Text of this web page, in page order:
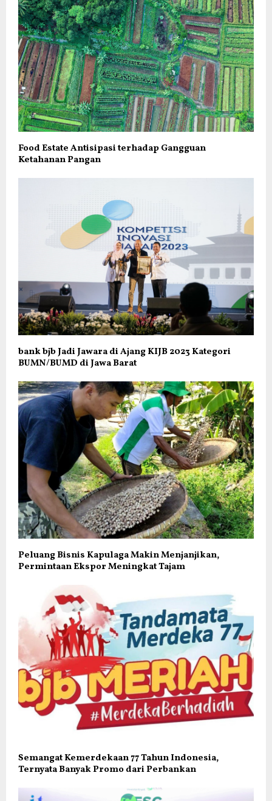
Food Estate Antisipasi terhadap Gangguan
Ketahanan Pangan
bank bjb Jadi Jawara di Ajang KIJB 2023 Kategori
BUMN/BUMD di Jawa Barat
Peluang Bisnis Kapulaga Makin Menjanjikan,
Permintaan Ekspor Meningkat Tajam
Semangat Kemerdekaan 77 Tahun Indonesia,
Ternyata Banyak Promo dari Perbankan